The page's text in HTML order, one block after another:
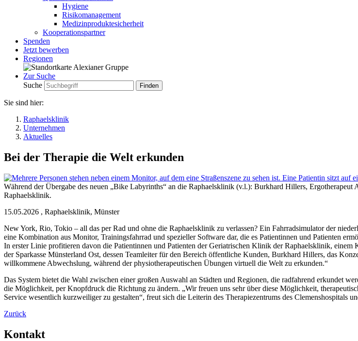
Hygiene
Risikomanagement
Medizinproduktesicherheit
Kooperationspartner
Spenden
Jetzt bewerben
Regionen
Zur Suche
Suche
Sie sind hier:
Raphaelsklinik
Unternehmen
Aktuelles
Bei der Therapie die Welt erkunden
Während der Übergabe des neuen „Bike Labyrinths“ an die Raphaelsklinik (v.l.): Burkhard Hillers,
Raphaelsklinik.
15.05.2026 , Raphaelsklinik, Münster
New York, Rio, Tokio – all das per Rad und ohne die Raphaelsklinik zu verlassen? Ein Fahrradsimulator der
eine Kombination aus Monitor, Trainingsfahrrad und spezieller Software dar, die es Patientinnen und Patienten
In erster Linie profitieren davon die Patientinnen und Patienten der Geriatrischen Klinik der Raphaelsklinik,
der Sparkasse Münsterland Ost, dessen Teamleiter für den Bereich öffentliche Kunden, Burkhard Hillers, das
willkommene Abwechslung, während der physiotherapeutischen Übungen virtuell die Welt zu erkunden.“
Das System bietet die Wahl zwischen einer großen Auswahl an Städten und Regionen, die radfahrend erkundet
die Möglichkeit, per Knopfdruck die Richtung zu ändern. „Wir freuen uns sehr über diese Möglichkeit,
Service wesentlich kurzweiliger zu gestalten“, freut sich die Leiterin des Therapiezentrums des Clemenshospitals
Zurück
Kontakt